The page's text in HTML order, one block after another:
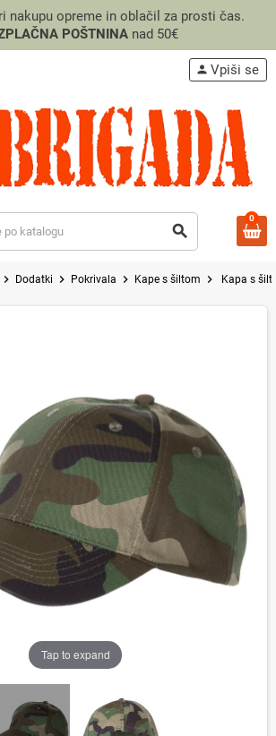
nakupu opreme in oblačil za prosti čas.
POŠTNINA nad 50€
search
person Vpiši se
0
chevron_right Dodatki chevron_right Pokrivala chevron_right Kape s šiltom chevron_right Kapa s
Tap to expand